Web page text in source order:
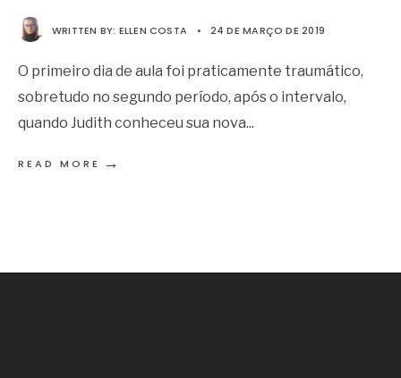
WRITTEN BY: ELLEN COSTA • 24 DE MARÇO DE 2019
O primeiro dia de aula foi praticamente traumático,
sobretudo no segundo período, após o intervalo,
quando Judith conheceu sua nova...
READ MORE →